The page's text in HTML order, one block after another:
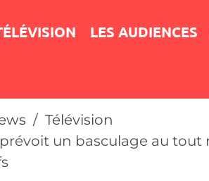
LES AUDIENCES
Télévision
prévoit un basculage au